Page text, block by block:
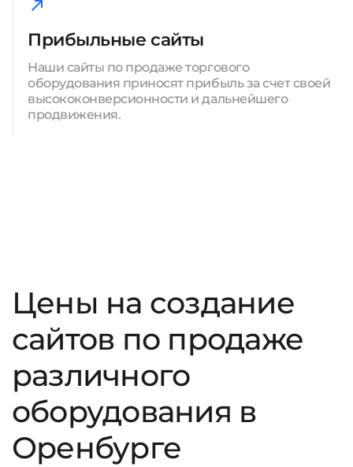
Прибыльные сайты
Наши сайты по продаже торгового
оборудования приносят прибыль за счет своей
высококонверсионности и дальнейшего
продвижения.
Цены на создание
сайтов по продаже
различного
оборудования в
Оренбурге